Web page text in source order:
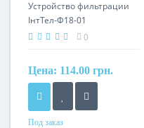
Устройство фильтрации
ІнтТел-Ф18-01
0
Цена: 114.00 грн.
Под заказ